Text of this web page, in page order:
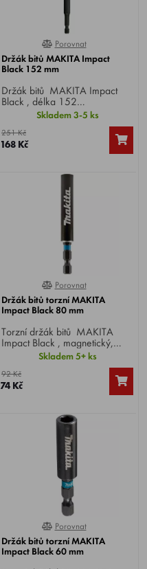
100%
Porovnat
Držák bitů MAKITA Impact
Black 152 mm
Držák bitů MAKITA Impact
Black , délka 152
mm, uchycení HEX 1/4",
umožňuje velmi rychlou
výměnu bitu.
Skladem 3-5 ks
251 Kč
168 Kč
100%
Porovnat
Držák bitů torzní MAKITA
Impact Black 80 mm
Torzní držák bitů MAKITA
Impact Black , magnetický,
délka 80 mm, uchycení HEX
Skladem 5+ ks
92 Kč
74 Kč
0%
Porovnat
Držák bitů torzní MAKITA
Impact Black 60 mm